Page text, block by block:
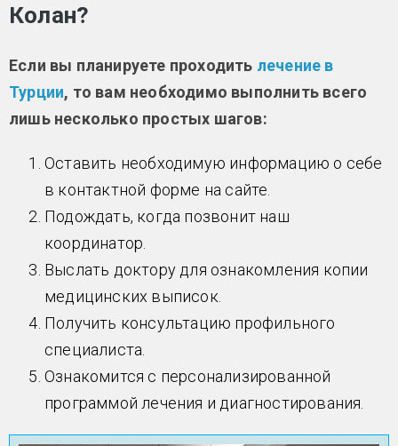
Колан?
Если вы планируете проходить лечение в
Турции, то вам необходимо выполнить всего
лишь несколько простых шагов:
Оставить необходимую информацию о себе
в контактной форме на сайте.
Подождать, когда позвонит наш
координатор.
Выслать доктору для ознакомления копии
медицинских выписок.
Получить консультацию профильного
специалиста.
Ознакомится с персонализированной
программой лечения и диагностирования.